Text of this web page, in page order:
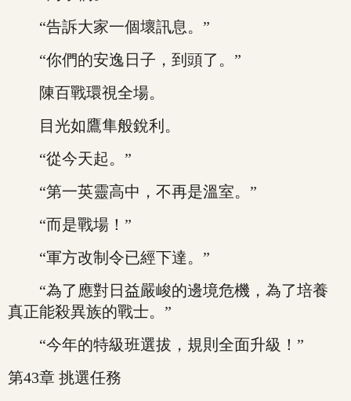
“告訴大家一個壞訊息。”
“你們的安逸日子，到頭了。”
陳百戰環視全場。
目光如鷹隼般銳利。
“從今天起。”
“第一英靈高中，不再是溫室。”
“而是戰場！”
“軍方改制令已經下達。”
“為了應對日益嚴峻的邊境危機，為了培養
真正能殺異族的戰士。”
“今年的特級班選拔，規則全面升級！”
第43章 挑選任務